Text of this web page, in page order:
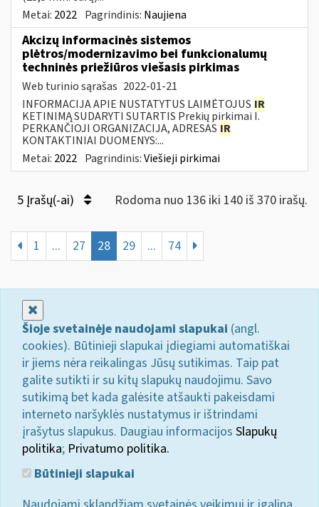
Metai: 2022 Pagrindinis: Naujiena
Akcizų informacinės sistemos
plėtros/modernizavimo bei funkcionalumų
techninės priežiūros viešasis pirkimas
Web turinio sąrašas 2022-01-21
INFORMACIJA APIE NUSTATYTUS LAIMĖTOJUS IR
KETINIMĄ SUDARYTI SUTARTIS Prekių pirkimai I.
PERKANČIOJI ORGANIZACIJA, ADRESAS IR
KONTAKTINIAI DUOMENYS:...
Metai: 2022 Pagrindinis:Viešieji pirkimai
5 Įrašų(-ai) Rodoma nuo 136 iki 140 iš 370 irašų.
1 ... 27 28 29 ... 74
Šioje svetainėje naudojami slapukai (angl.
cookies). Būtinieji slapukai įdiegiami automatiškai
ir jiems nėra reikalingas Jūsų sutikimas. Taip pat
galite sutikti ir su kitų slapukų naudojimu. Savo
sutikimą bet kada galėsite atšaukti pakeisdami
interneto naršyklės nustatymus ir ištrindami
įrašytus slapukus. Daugiau informacijos Slapukų
politika; Privatumo politika.
Būtinieji slapukai